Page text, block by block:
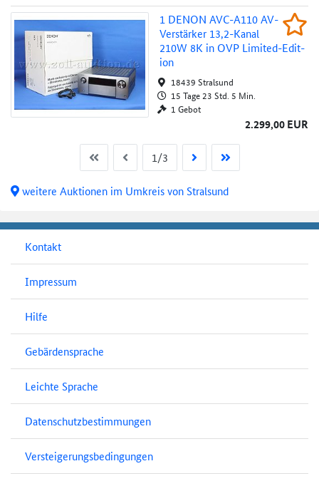
1 DENON AVC-A110 AV-Verstärker 13,2-
1 DENON AVC-A110 AV-
Verstärke­r 13,2-Kanal
210W 8K in OVP Limited-Edit­
ion
18439 Stralsund
15 Tage 23 Std. 5 Min.
1 Gebot
2.299,00 EUR
Erste SeiteVorherige
1/3Aktuelle SeiteNächste Seite
weitere Auktionen im Umkreis von Stralsund
Kontakt
Impressum
Hilfe
Gebärdensprache
Leichte Sprache
Datenschutzbestimmungen
Versteigerungsbedingungen